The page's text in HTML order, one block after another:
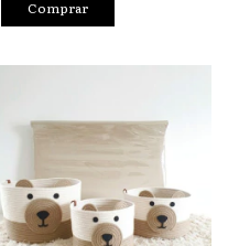
Comprar